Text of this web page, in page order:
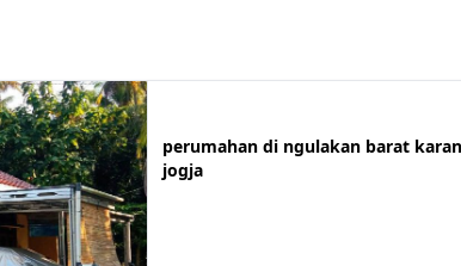
perumahan di ngulakan barat
jogja